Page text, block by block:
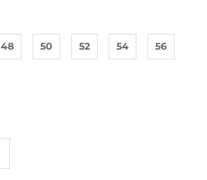
48 50 52 54 56